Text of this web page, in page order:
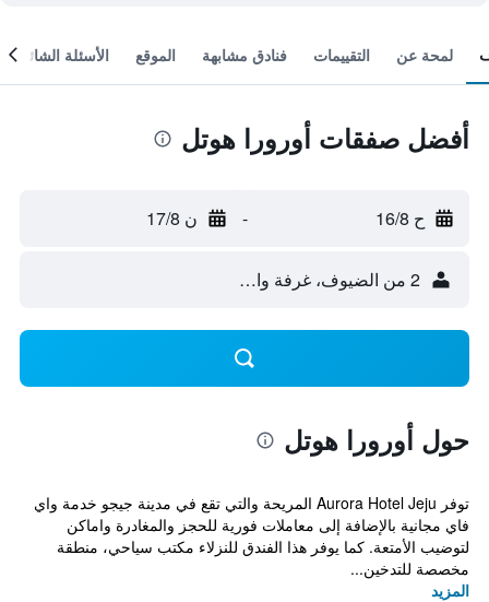
لمحة عن التقييمات فنادق مشابهة الموقع الأسئلة الشائعة
أفضل صفقات أورورا هوتل
ح 16/8 - ن 17/8
2 من الضيوف، غرفة واحدة
حول أورورا هوتل
توفر Aurora Hotel Jeju المريحة والتي تقع في مدينة جيجو خدمة واي
فاي مجانية بالإضافة إلى معاملات فورية للحجز والمغادرة واماكن
لتوضيب الأمتعة. كما يوفر هذا الفندق للنزلاء مكتب سياحي، منطقة
مخصصة للتدخين...
المزيد